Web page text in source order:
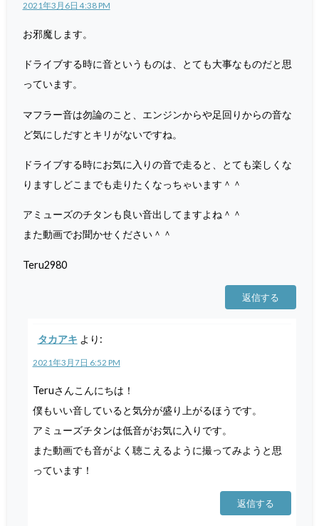
2021年3月6日 4:38 PM
お邪魔します。
ドライブする時に音というものは、とても大事なものだと思
っています。
マフラー音は勿論のこと、エンジンからや足回りからの音な
ど気にしだすとキリがないですね。
ドライブする時にお気に入りの音で走ると、とても楽しくな
りますしどこまでも走りたくなっちゃいます＾＾
アミューズのチタンも良い音出してますよね＾＾
また動画でお聞かせください＾＾
Teru2980
返信する
タカアキ より:
2021年3月7日 6:52 PM
Teruさんこんにちは！
僕もいい音していると気分が盛り上がるほうです。
アミューズチタンは低音がお気に入りです。
また動画でも音がよく聴こえるように撮ってみようと思
っています！
返信する